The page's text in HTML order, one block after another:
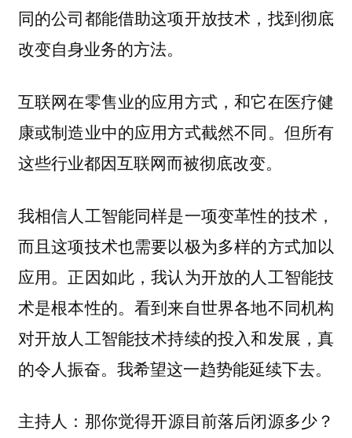
同的公司都能借助这项开放技术，找到彻底
改变自身业务的方法。
互联网在零售业的应用方式，和它在医疗健
康或制造业中的应用方式截然不同。但所有
这些行业都因互联网而被彻底改变。
我相信人工智能同样是一项变革性的技术，
而且这项技术也需要以极为多样的方式加以
应用。正因如此，我认为开放的人工智能技
术是根本性的。看到来自世界各地不同机构
对开放人工智能技术持续的投入和发展，真
的令人振奋。我希望这一趋势能延续下去。
主持人： 那你觉得开源目前落后闭源多少？